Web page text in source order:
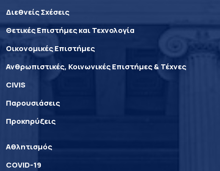
Διεθνείς Σχέσεις
Θετικές Επιστήμες και Τεχνολογία
Οικονομικές Επιστήμες
Ανθρωπιστικές, Κοινωνικές Επιστήμες & Τέχνες
CIVIS
Παρουσιάσεις
Προκηρύξεις
Αθλητισμός
COVID-19